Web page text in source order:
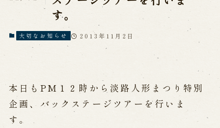
淡路人形座で研修した人々
淡路人形浄瑠璃を受け継いで
公演カレンダー
開催中の公演
近日開催の公演
す。
大切なお知らせ 2013年11月2日
本日もPM１２時から淡路人形まつり特別
企画、バックステージツアーを行いま
す。